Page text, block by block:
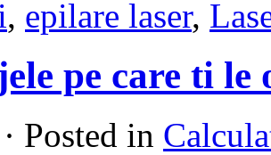
, epilare laser,
pe care ti le
· Posted in